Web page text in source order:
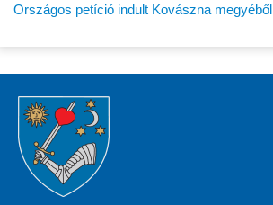
Országos petíció indult Kovászna megyéből